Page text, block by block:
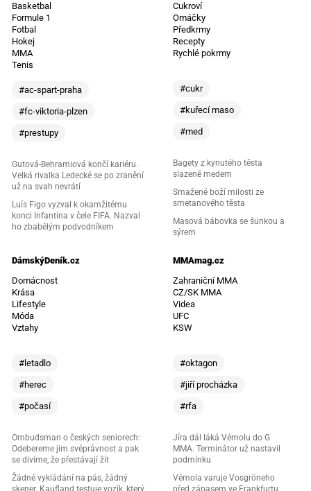
Basketbal
Formule 1
Fotbal
Hokej
MMA
Tenis
#ac-spart-praha
#fc-viktoria-plzen
#prestupy
Gutová-Behramiová končí kariéru.
Velká rivalka Ledecké se po zranění
už na svah nevrátí
Luís Figo vyzval k okamžitému
konci Infantina v čele FIFA. Nazval
ho zbabělým podvodníkem
Cukroví
Omáčky
Předkrmy
Recepty
Rychlé pokrmy
#cukr
#kuřecí maso
#med
Bagety z kynutého těsta
slazené medem
Smažené boží milosti ze
smetanového těsta
Masová bábovka se šunkou a
sýrem
DámskýDeník.cz
Domácnost
Krása
Lifestyle
Móda
Vztahy
#letadlo
#herec
#počasí
Ombudsman o českých seniorech:
Odebereme jim svéprávnost a pak
se divíme, že přestávají žít
Žádné vykládání na pás, žádný
MMAmag.cz
Zahraniční MMA
CZ/SK MMA
Videa
UFC
KSW
#oktagon
#jiří procházka
#rfa
Jíra dál láká Vémolu do G
MMA. Terminátor už nastavil
podmínku
Vémola varuje Vosgröneho